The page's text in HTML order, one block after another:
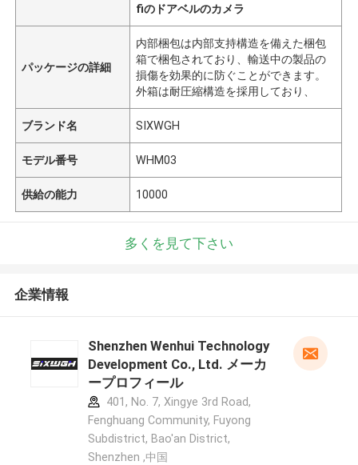
fiのドアベルのカメラ
パッケージの詳細
内部梱包は内部支持構造を備えた梱包
箱で梱包されており、輸送中の製品の
損傷を効果的に防ぐことができます。
外箱は耐圧縮構造を採用しており、
ブランド名 SIXWGH
モデル番号 WHM03
供給の能力 10000
多くを見て下さい
企業情報
Shenzhen Wenhui Technology
Development Co., Ltd. メーカ
ープロフィール
401, No. 7, Xingye 3rd Road,
Fenghuang Community, Fuyong
Subdistrict, Bao'an District,
Shenzhen ,中国